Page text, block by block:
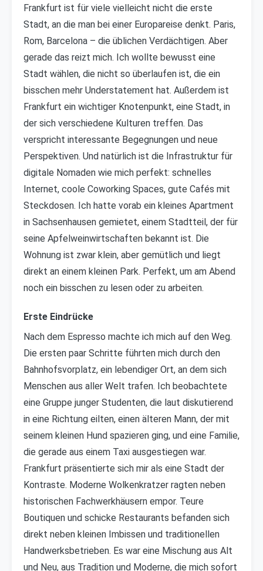
Frankfurt ist für viele vielleicht nicht die erste
Stadt, an die man bei einer Europareise denkt. Paris,
Rom, Barcelona – die üblichen Verdächtigen. Aber
gerade das reizt mich. Ich wollte bewusst eine
Stadt wählen, die nicht so überlaufen ist, die ein
bisschen mehr Understatement hat. Außerdem ist
Frankfurt ein wichtiger Knotenpunkt, eine Stadt, in
der sich verschiedene Kulturen treffen. Das
verspricht interessante Begegnungen und neue
Perspektiven. Und natürlich ist die Infrastruktur für
digitale Nomaden wie mich perfekt: schnelles
Internet, coole Coworking Spaces, gute Cafés mit
Steckdosen. Ich hatte vorab ein kleines Apartment
in Sachsenhausen gemietet, einem Stadtteil, der für
seine Apfelweinwirtschaften bekannt ist. Die
Wohnung ist zwar klein, aber gemütlich und liegt
direkt an einem kleinen Park. Perfekt, um am Abend
noch ein bisschen zu lesen oder zu arbeiten.
Erste Eindrücke
Nach dem Espresso machte ich mich auf den Weg.
Die ersten paar Schritte führten mich durch den
Bahnhofsvorplatz, ein lebendiger Ort, an dem sich
Menschen aus aller Welt trafen. Ich beobachtete
eine Gruppe junger Studenten, die laut diskutierend
in eine Richtung eilten, einen älteren Mann, der mit
seinem kleinen Hund spazieren ging, und eine Familie,
die gerade aus einem Taxi ausgestiegen war.
Frankfurt präsentierte sich mir als eine Stadt der
Kontraste. Moderne Wolkenkratzer ragten neben
historischen Fachwerkhäusern empor. Teure
Boutiquen und schicke Restaurants befanden sich
direkt neben kleinen Imbissen und traditionellen
Handwerksbetrieben. Es war eine Mischung aus Alt
und Neu, aus Tradition und Moderne, die mich sofort